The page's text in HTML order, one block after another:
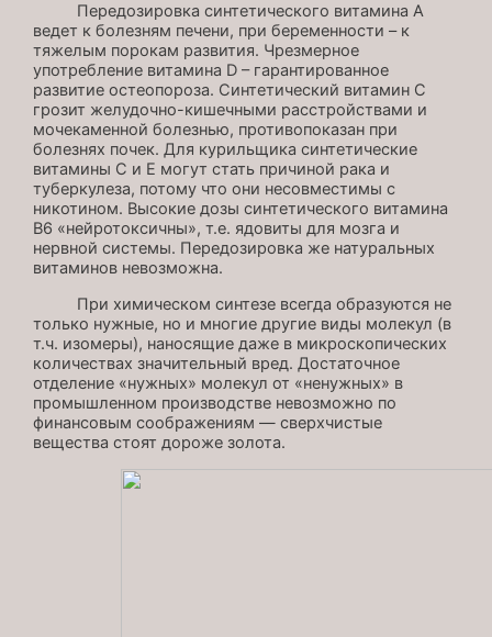
Передозировка синтетического витамина А
ведет к болезням печени, при беременности – к
тяжелым порокам развития. Чрезмерное
употребление витамина D – гарантированное
развитие остеопороза. Синтетический витамин С
грозит желудочно-кишечными расстройствами и
мочекаменной болезнью, противопоказан при
болезнях почек. Для курильщика синтетические
витамины С и Е могут стать причиной рака и
туберкулеза, потому что они несовместимы с
никотином. Высокие дозы синтетического витамина
В6 «нейротоксичны», т.е. ядовиты для мозга и
нервной системы. Передозировка же натуральных
витаминов невозможна.
При химическом синтезе всегда образуются не
только нужные, но и многие другие виды молекул (в
т.ч. изомеры), наносящие даже в микроскопических
количествах значительный вред. Достаточное
отделение «нужных» молекул от «ненужных» в
промышленном производстве невозможно по
финансовым соображениям — сверхчистые
вещества стоят дороже золота.